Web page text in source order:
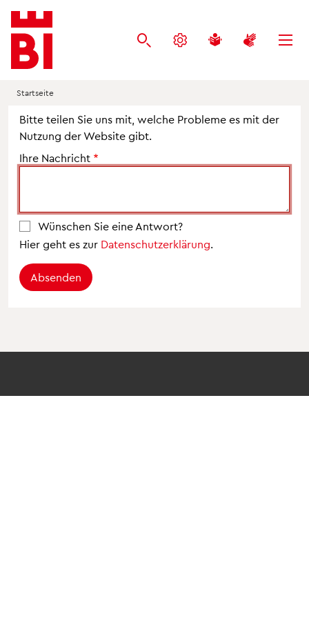
Inhalt
anspringen
Menü
anspringen
Suche
anspringen
Startseite
Bitte teilen Sie uns mit, welche Probleme es mit der
Nutzung der Website gibt.
Ihre Nachricht
Wünschen Sie eine Antwort?
Hier geht es zur Datenschutzerklärung
Absenden